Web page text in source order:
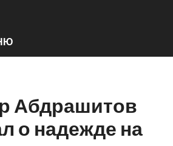
Абдрашитов
о надежде на